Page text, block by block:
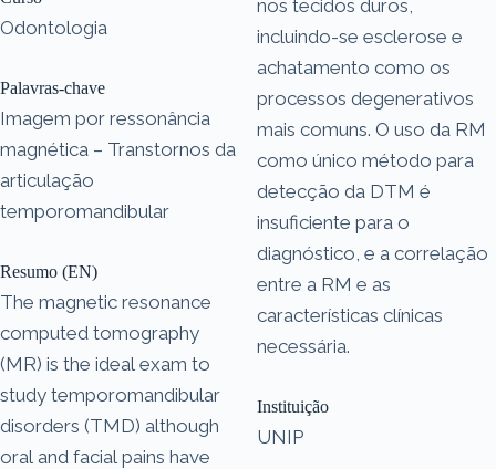
Odontologia
Palavras-chave
Imagem por ressonância
magnética – Transtornos da
articulação
temporomandibular
Resumo (EN)
The magnetic resonance
computed tomography
(MR) is the ideal exam to
study temporomandibular
disorders (TMD) although
oral and facial pains have
nos tecidos duros,
incluindo-se esclerose e
achatamento como os
processos degenerativos
mais comuns. O uso da RM
como único método para
detecção da DTM é
insuficiente para o
diagnóstico, e a correlação
entre a RM e as
características clínicas
necessária.
Instituição
UNIP